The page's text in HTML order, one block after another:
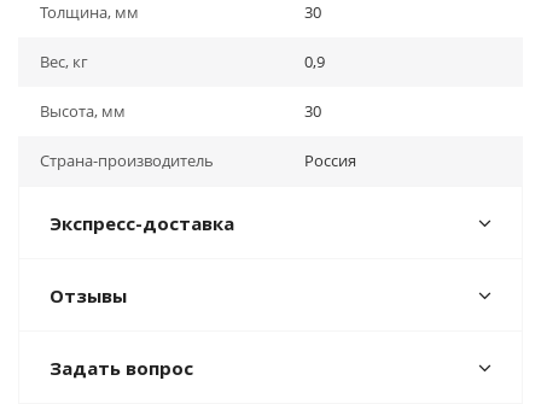
Толщина, мм 30
Вес, кг 0,9
Высота, мм 30
Страна-производитель Россия
Экспресс-доставка
Отзывы
Задать вопрос